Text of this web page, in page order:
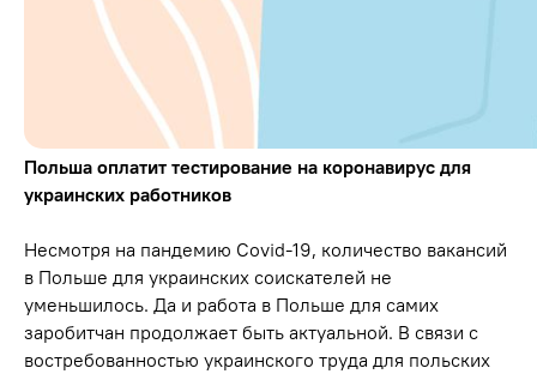
Польша оплатит тестирование на коронавирус для
украинских работников
Несмотря на пандемию Covid-19, количество вакансий
в Польше для украинских соискателей не
уменьшилось. Да и работа в Польше для самих
заробитчан продолжает быть актуальной. В связи с
востребованностью украинского труда для польских